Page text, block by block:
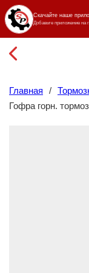
Главная /
Гофра горн.